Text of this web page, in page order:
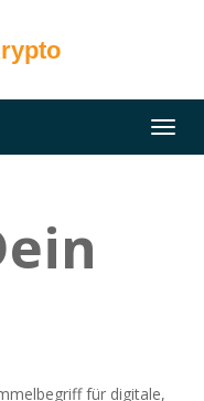
für digitale,